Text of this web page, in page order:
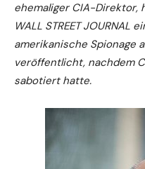
ehemaliger CIA-Direktor,
WALL STREET
amerikanische Spionage
veröffentlicht, nachdem
sabotiert hatte.